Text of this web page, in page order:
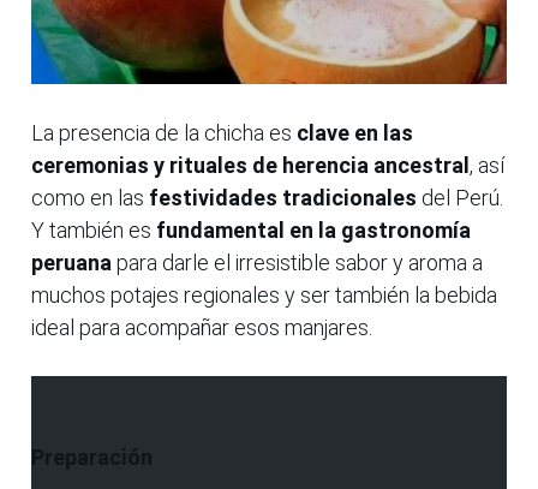
La presencia de la chicha es clave en las
ceremonias y rituales de herencia ancestral, así
como en las festividades tradicionales del Perú.
Y también es fundamental en la gastronomía
peruana para darle el irresistible sabor y aroma a
muchos potajes regionales y ser también la bebida
ideal para acompañar esos manjares.
Preparación